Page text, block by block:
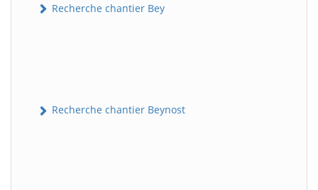
Recherche chantier Bey
Recherche chantier Beynost